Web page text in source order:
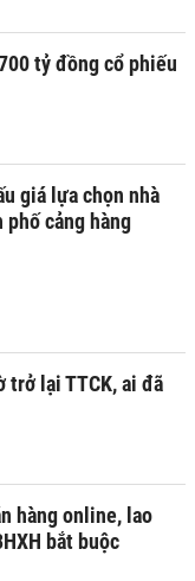
tỷ đồng cổ phiếu
giá lựa chọn nhà
cảng hàng
trở lại TTCK, ai đã
hàng online, lao
bắt buộc